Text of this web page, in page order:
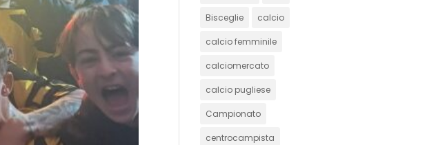
Bisceglie calcio
calcio femminile
calciomercato
calcio pugliese
Campionato
centrocampista